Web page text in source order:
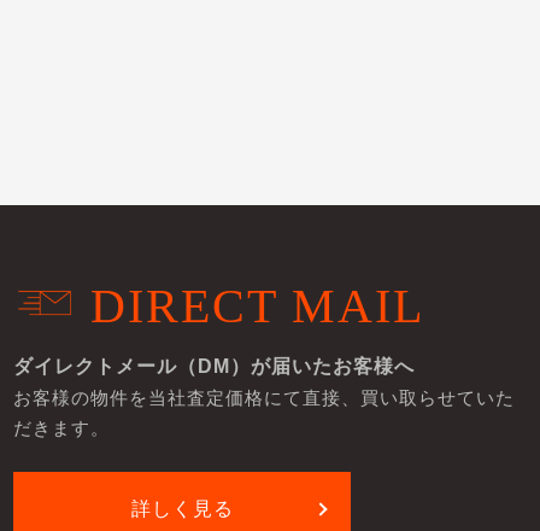
DIRECT MAIL
ダイレクトメール（DM）が届いたお客様へ
お客様の物件を当社査定価格にて直接、買い取らせていた
だきます。
詳しく見る